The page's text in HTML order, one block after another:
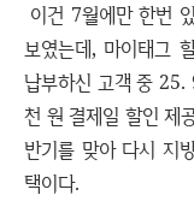
이건 7월에만 한번
보였는데, 마이태그
납부하신 고객 중
천 원 결제일 할인 제
반기를 맞아 다시 지
택이다.